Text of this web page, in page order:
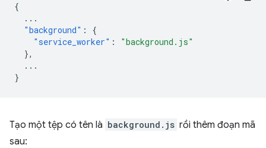
{
...
"background" :
{
"service_worker" :
"background.js"
},
...
}
Tạo một tệp có tên là background.js rồi thêm đoạn mã
sau: